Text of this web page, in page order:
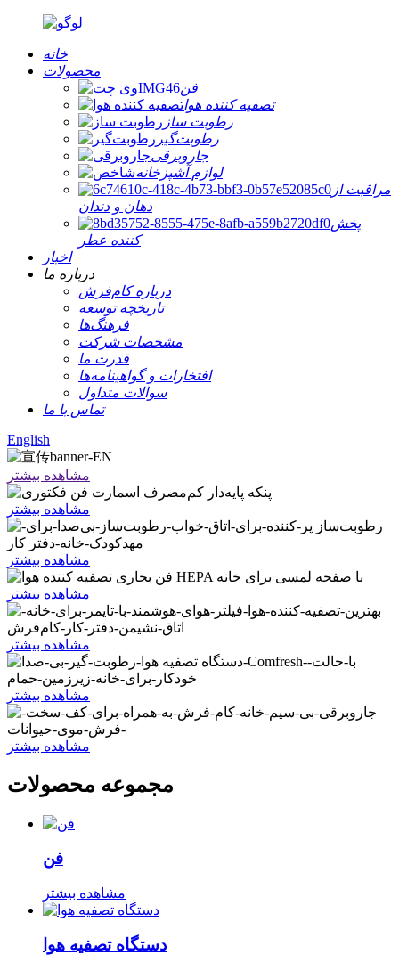
خانه
محصولات
فن
تصفیه کننده هوا
رطوبت ساز
رطوبت‌گیر
جاروبرقی
لوازم آشپزخانه
مراقبت از
دهان و دندان
پخش
کننده عطر
اخبار
درباره ما
درباره کام‌فرش
تاریخچه توسعه
فرهنگ‌ها
مشخصات شرکت
قدرت ما
افتخارات و گواهینامه‌ها
سوالات متداول
تماس با ما
English
مشاهده بیشتر
مشاهده بیشتر
مشاهده بیشتر
مشاهده بیشتر
مشاهده بیشتر
مشاهده بیشتر
مشاهده بیشتر
مجموعه محصولات
فن
مشاهده بیشتر
دستگاه تصفیه هوا